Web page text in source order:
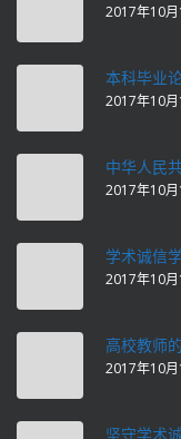
2017年10月
本科毕业
2017年10月
中华人民
2017年10月
学术诚信
2017年10月
高校教师
2017年10月
坚守学术